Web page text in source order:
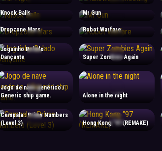
Knock Balls Mr Gun
Dropzone Mars Robot Warfare
Joguinho Bolado
Dançante
Super Zombies Again
Jogo de nave genérico /
Generic ship game.
Alone in the night
Cempala : Prime Numbers
(Level 3)
Hong Kong “97 (REMAKE)